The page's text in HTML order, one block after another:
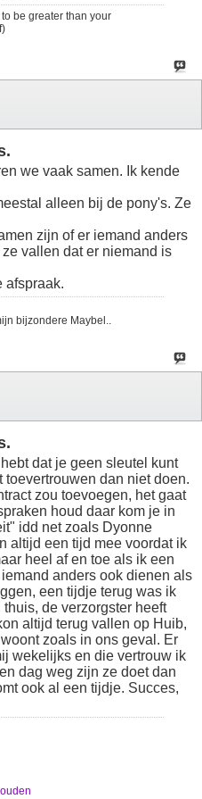
be greater than your
we vaak samen. Ik kende
alleen bij de pony's. Ze
zijn of er iemand anders
vallen dat er niemand is
afspraak.
bijzondere Maybel..
dat je geen sleutel kunt
dan niet doen.
zou toevoegen, het gaat
houd daar kom je in
idd net zoals Dyonne
altijd een tijd mee voordat ik
heel af en toe als ik een
anders ook dienen als
een tijdje terug was ik
de verzorgster heeft
altijd terug vallen op Huib,
zoals in ons geval. Er
wekelijks en die vertrouw ik
dag weg zijn ze doet dan
ook al een tijdje. Succes,